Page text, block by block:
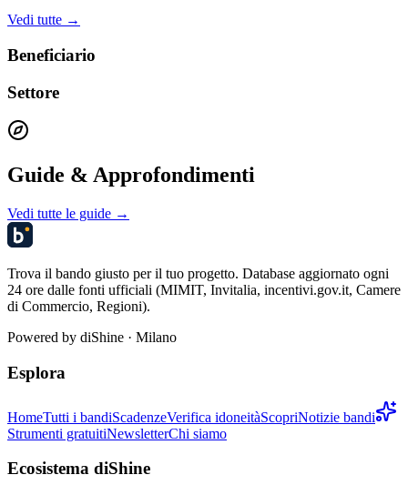
Vedi tutte →
Beneficiario
Settore
Guide & Approfondimenti
Vedi tutte le guide →
Trova il bando giusto per il tuo progetto. Database aggiornato ogni
24 ore dalle fonti ufficiali (MIMIT, Invitalia, incentivi.gov.it, Camere
di Commercio, Regioni).
Powered by diShine · Milano
Esplora
HomeTutti i bandiScadenzeVerifica idoneitàScopriNotizie bandi
Strumenti gratuitiNewsletterChi siamo
Ecosistema diShine